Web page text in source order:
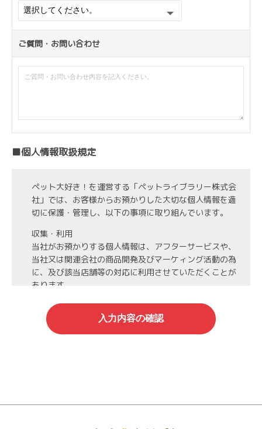
ご質問・お問い合わせ
■個人情報取扱規定
ペット大好き！を運営する「ペットライブラリー株式会
社」では、お客様からお預かりした大切な個人情報を適
切に保護・管理し、以下の事項に取り組んでいます。
収集・利用
当社がお預かりする個人情報は、アフターサービスや、
当社又は関連会社の商品開発及びマーケィング活動の為
に、及び該当店舗等の対応に利用させていただくことが
あります。
第3者への開示・委託先の管理
当社がお預かりする個人情報は、お客様の同意・承諾を
得た場合や法令等に基づく開示・提供が必要な場合、人